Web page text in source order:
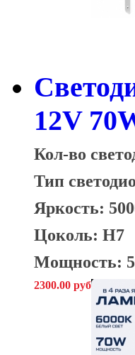
12V
Кол-во
Тип
Яркость:
Цоколь: H7
Мощность:
2300.00 руб